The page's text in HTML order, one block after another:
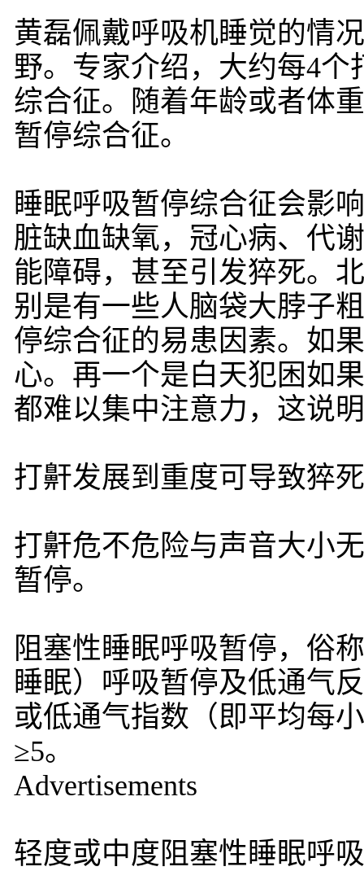
黄磊佩戴呼吸机睡觉的情
野。专家介绍，大约每4
综合征。随着年龄或者体
暂停综合征。
睡眠呼吸暂停综合征会影
脏缺血缺氧，冠心病、代
能障碍，甚至引发猝死。
别是有一些人脑袋大脖子
停综合征的易患因素。如
心。再一个是白天犯困如
都难以集中注意力，这说
打鼾发展到重度可导致猝死
打鼾危不危险与声音大小
暂停。
阻塞性睡眠呼吸暂停，俗
睡眠）呼吸暂停及低通气
或低通气指数（即平均每
≥5。
Advertisements
轻度或中度阻塞性睡眠呼